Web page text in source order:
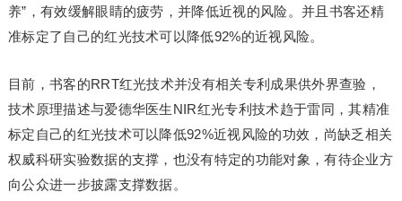
养”，有效缓解眼睛的疲劳，并降低近视的风险。并且书客还精
准标定了自己的红光技术可以降低92%的近视风险。
目前，书客的RRT红光技术并没有相关专利成果供外界查验，
技术原理描述与爱德华医生NIR红光专利技术趋于雷同，其精准
标定自己的红光技术可以降低92%近视风险的功效，尚缺乏相关
权威科研实验数据的支撑，也没有特定的功能对象，有待企业方
向公众进一步披露支撑数据。